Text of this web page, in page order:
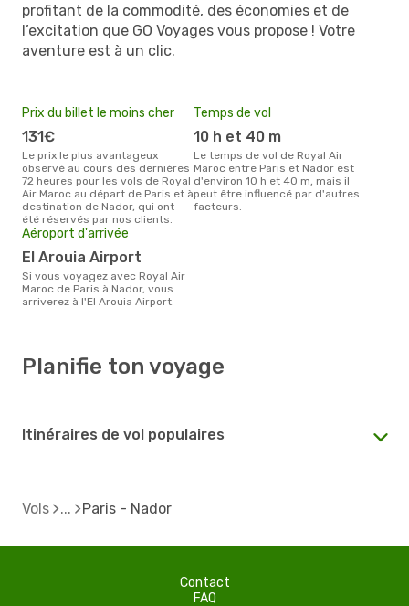
profitant de la commodité, des économies et de
l’excitation que GO Voyages vous propose ! Votre
aventure est à un clic.
Prix du billet le moins cher
131€
Le prix le plus avantageux
observé au cours des dernières
72 heures pour les vols de Royal
Air Maroc au départ de Paris et à
destination de Nador, qui ont
été réservés par nos clients.
Temps de vol
10 h et 40 m
Le temps de vol de Royal Air
Maroc entre Paris et Nador est
d'environ 10 h et 40 m, mais il
peut être influencé par d'autres
facteurs.
Aéroport d'arrivée
El Arouia Airport
Si vous voyagez avec Royal Air
Maroc de Paris à Nador, vous
arriverez à l'El Arouia Airport.
Planifie ton voyage
Itinéraires de vol populaires
Vols Paris - Nador
Contact
FAQ